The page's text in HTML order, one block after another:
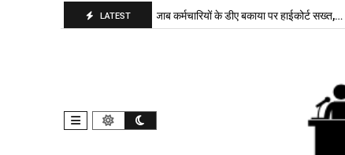
LATEST
बांकीपुर में… पंजाब कर्मचारियों के डीए बकाया पर हाईकोर्ट सख्त,…